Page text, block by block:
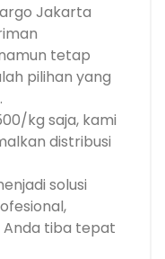
Jakarta
tetap
pilihan yang
kg saja, kami
distribusi
solusi
tiba tepat